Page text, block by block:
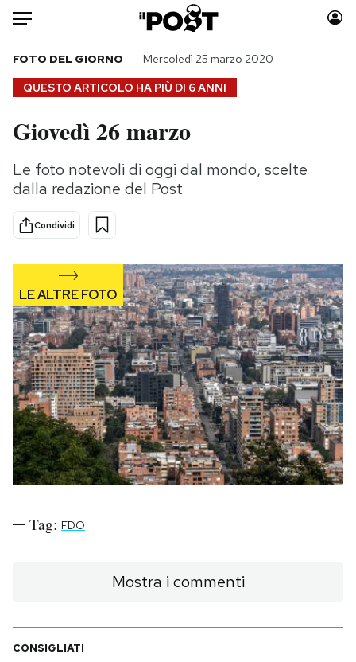
Auto
HOME
Italia
Politica
Internet
Cultura
Economia
Sport
Consumismi
Europa
Altrecose
Mondiali calcio 2026
PODCAST
NEWSLETTER
AREA PERSONALE
QUESTO ARTICOLO HA PIÙ DI 6 ANNI
FOTO DEL GIORNO Mercoledì 25 marzo 2020
Giovedì 26 marzo
Le foto notevoli di oggi dal mondo, scelte
dalla redazione del Post
Condividi
Tag: FDO
Mostra i commenti
CONSIGLIATI